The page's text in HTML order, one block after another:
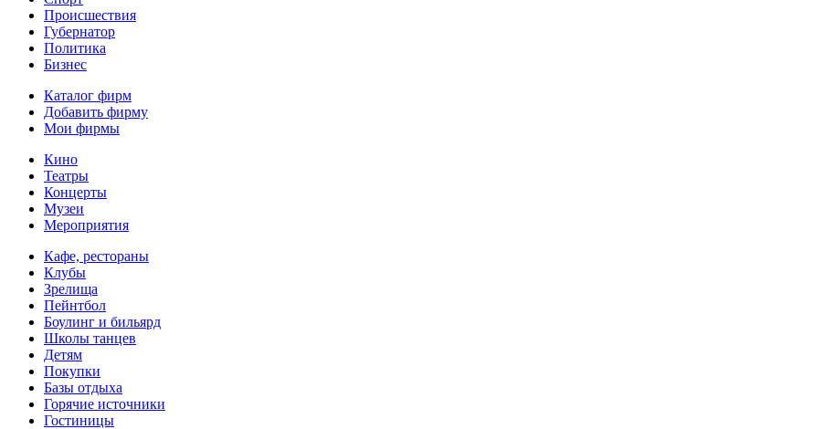
Происшествия
Губернатор
Политика
Бизнес
Каталог фирм
Добавить фирму
Мои фирмы
Кино
Театры
Концерты
Музеи
Мероприятия
Кафе, рестораны
Клубы
Зрелища
Пейнтбол
Боулинг и бильярд
Школы танцев
Детям
Покупки
Базы отдыха
Горячие источники
Гостиницы